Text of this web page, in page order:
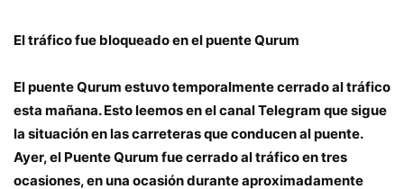
El tráfico fue bloqueado en el puente Qurum
El puente Qurum estuvo temporalmente cerrado al tráfico
esta mañana. Esto leemos en el canal Telegram que sigue
la situación en las carreteras que conducen al puente.
Ayer, el Puente Qurum fue cerrado al tráfico en tres
ocasiones, en una ocasión durante aproximadamente